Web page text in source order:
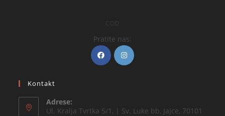
Pratite nas:
Kontakt
Adrese:
Ul. Kralja Tvrtka 5/1, | Sv. Luke bb, Jajce, 70101